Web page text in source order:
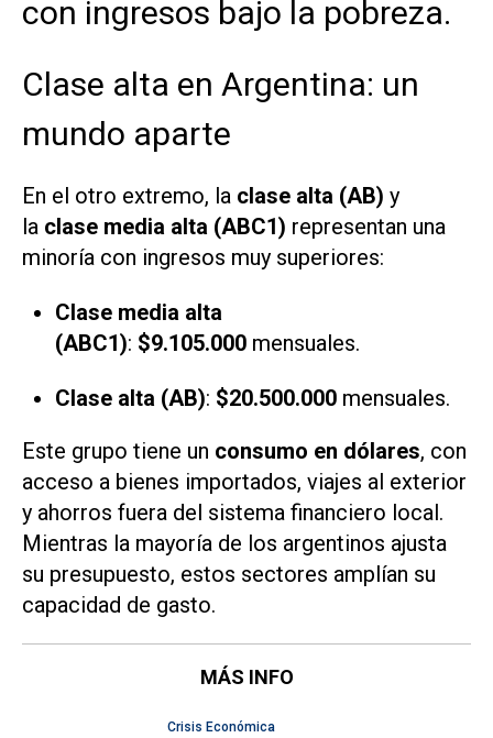
con ingresos bajo la pobreza.
Clase alta en Argentina: un
mundo aparte
En el otro extremo, la clase alta (AB) y
la clase media alta (ABC1) representan una
minoría con ingresos muy superiores:
Clase media alta
(ABC1): $9.105.000 mensuales.
Clase alta (AB): $20.500.000 mensuales.
Este grupo tiene un consumo en dólares, con
acceso a bienes importados, viajes al exterior
y ahorros fuera del sistema financiero local.
Mientras la mayoría de los argentinos ajusta
su presupuesto, estos sectores amplían su
capacidad de gasto.
MÁS INFO
Crisis Económica